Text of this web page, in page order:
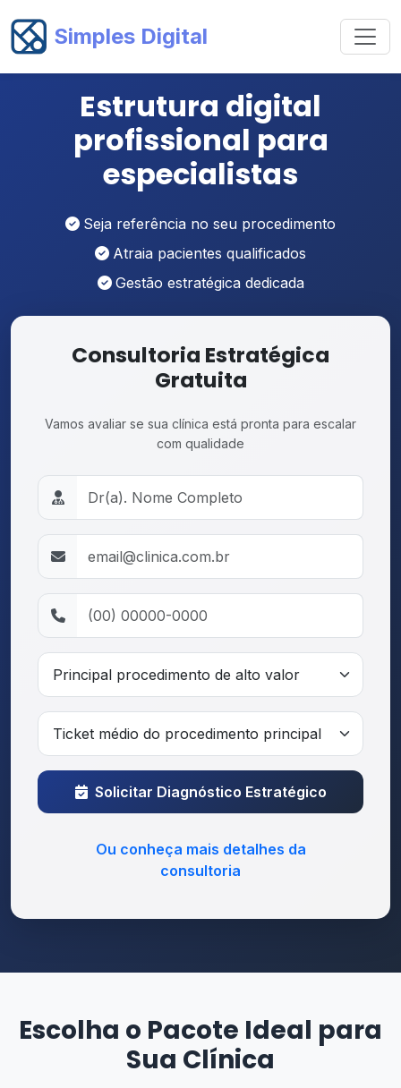
Simples Digital
Estrutura digital
profissional para
especialistas
Seja referência no seu procedimento
Atraia pacientes qualificados
Gestão estratégica dedicada
Consultoria Estratégica
Gratuita
Vamos avaliar se sua clínica está pronta para escalar
com qualidade
Solicitar Diagnóstico Estratégico
Ou conheça mais detalhes da
consultoria
Escolha o Pacote Ideal para
Sua Clínica